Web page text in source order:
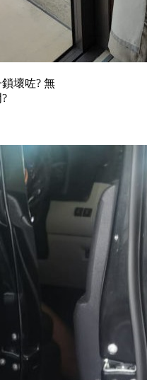
壞咗? 無